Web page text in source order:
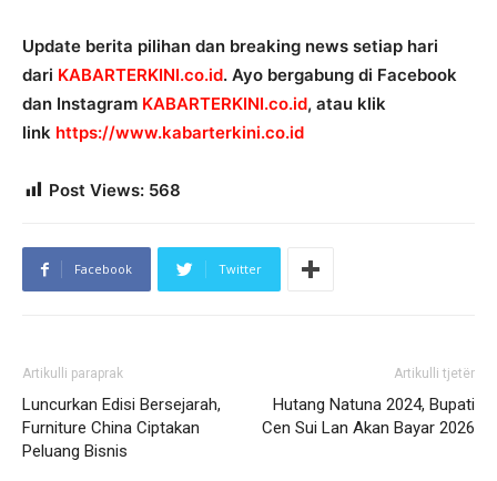
Update berita pilihan dan breaking news setiap hari
dari KABARTERKINI.co.id. Ayo bergabung di Facebook
dan Instagram KABARTERKINI.co.id, atau klik
link https://www.kabarterkini.co.id
Post Views: 568
Facebook Twitter
Artikulli paraprak
Luncurkan Edisi Bersejarah,
Furniture China Ciptakan
Peluang Bisnis
Artikulli tjetër
Hutang Natuna 2024, Bupati
Cen Sui Lan Akan Bayar 2026